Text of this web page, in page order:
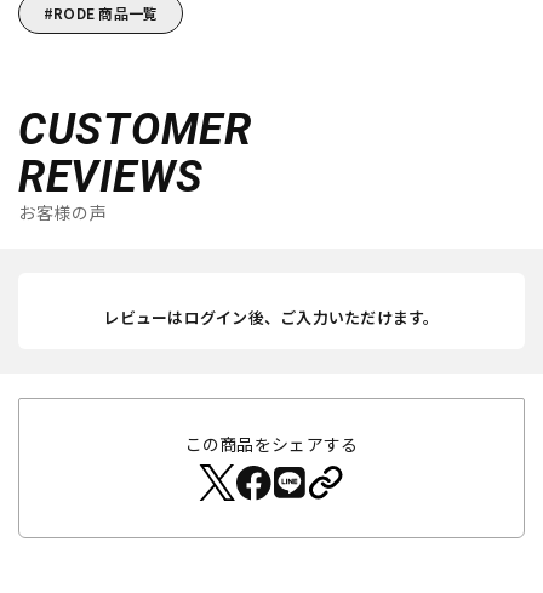
RODE 商品一覧
CUSTOMER
REVIEWS
お客様の声
レビューはログイン後、ご入力いただけます。
この商品をシェアする